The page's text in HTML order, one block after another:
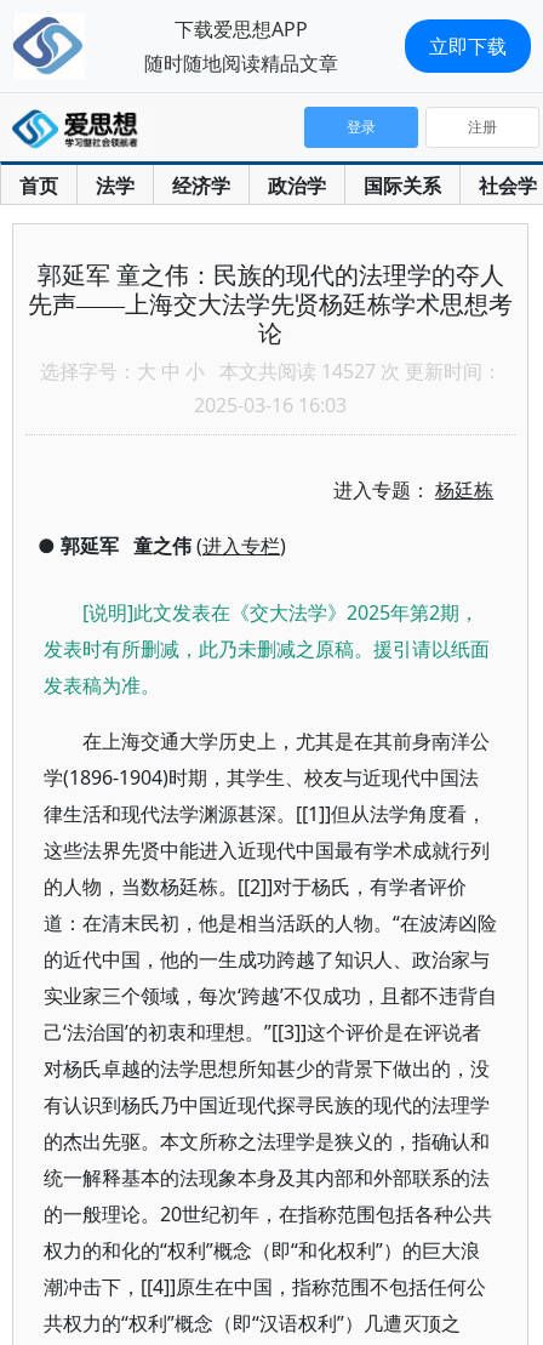
首页 法学 经济学 政治学 国际关系 社会学
登录 注册
郭延军 童之伟：民族的现代的法理学的夺人
先声——上海交大法学先贤杨廷栋学术思想考
论
选择字号： 大 中 小 本文共阅读 14527 次 更新时间：
2025-03-16 16:03
进入专题：杨廷栋
● 郭延军 童之伟(进入专栏)
[说明]此文发表在《交大法学》2025年第2期，
发表时有所删减，此乃未删减之原稿。援引请以纸面
发表稿为准。
在上海交通大学历史上，尤其是在其前身南洋公
学(1896-1904)时期，其学生、校友与近现代中国法
律生活和现代法学渊源甚深。[[1]]但从法学角度看，
这些法界先贤中能进入近现代中国最有学术成就行列
的人物，当数杨廷栋。[[2]]对于杨氏，有学者评价
道：在清末民初，他是相当活跃的人物。“在波涛凶险
的近代中国，他的一生成功跨越了知识人、政治家与
实业家三个领域，每次‘跨越’不仅成功，且都不违背自
己‘法治国’的初衷和理想。”[[3]]这个评价是在评说者
对杨氏卓越的法学思想所知甚少的背景下做出的，没
有认识到杨氏乃中国近现代探寻民族的现代的法理学
的杰出先驱。本文所称之法理学是狭义的，指确认和
统一解释基本的法现象本身及其内部和外部联系的法
的一般理论。20世纪初年，在指称范围包括各种公共
权力的和化的“权利”概念（即“和化权利”）的巨大浪
潮冲击下，[[4]]原生在中国，指称范围不包括任何公
共权力的“权利”概念（即“汉语权利”）几遭灭顶之
下载爱思想APP
随时随地阅读精品文章
立即下载